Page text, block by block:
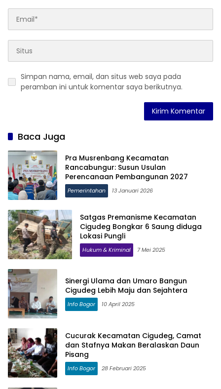
Simpan nama, email, dan situs web saya pada
peramban ini untuk komentar saya berikutnya.
Baca Juga
Pra Musrenbang Kecamatan
Rancabungur: Susun Usulan
Perencanaan Pembangunan 2027
Pemerintahan 13 Januari 2026
Satgas Premanisme Kecamatan
Cigudeg Bongkar 6 Saung diduga
Lokasi Pungli
Hukum & Kriminal 7 Mei 2025
Sinergi Ulama dan Umaro Bangun
Cigudeg Lebih Maju dan Sejahtera
Info Bogor 10 April 2025
Cucurak Kecamatan Cigudeg, Camat
dan Stafnya Makan Beralaskan Daun
Pisang
Info Bogor 28 Februari 2025